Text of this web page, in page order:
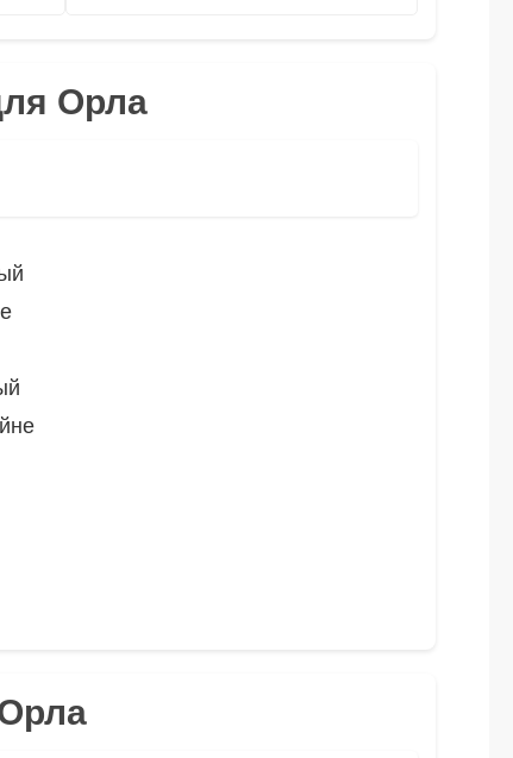
Орла